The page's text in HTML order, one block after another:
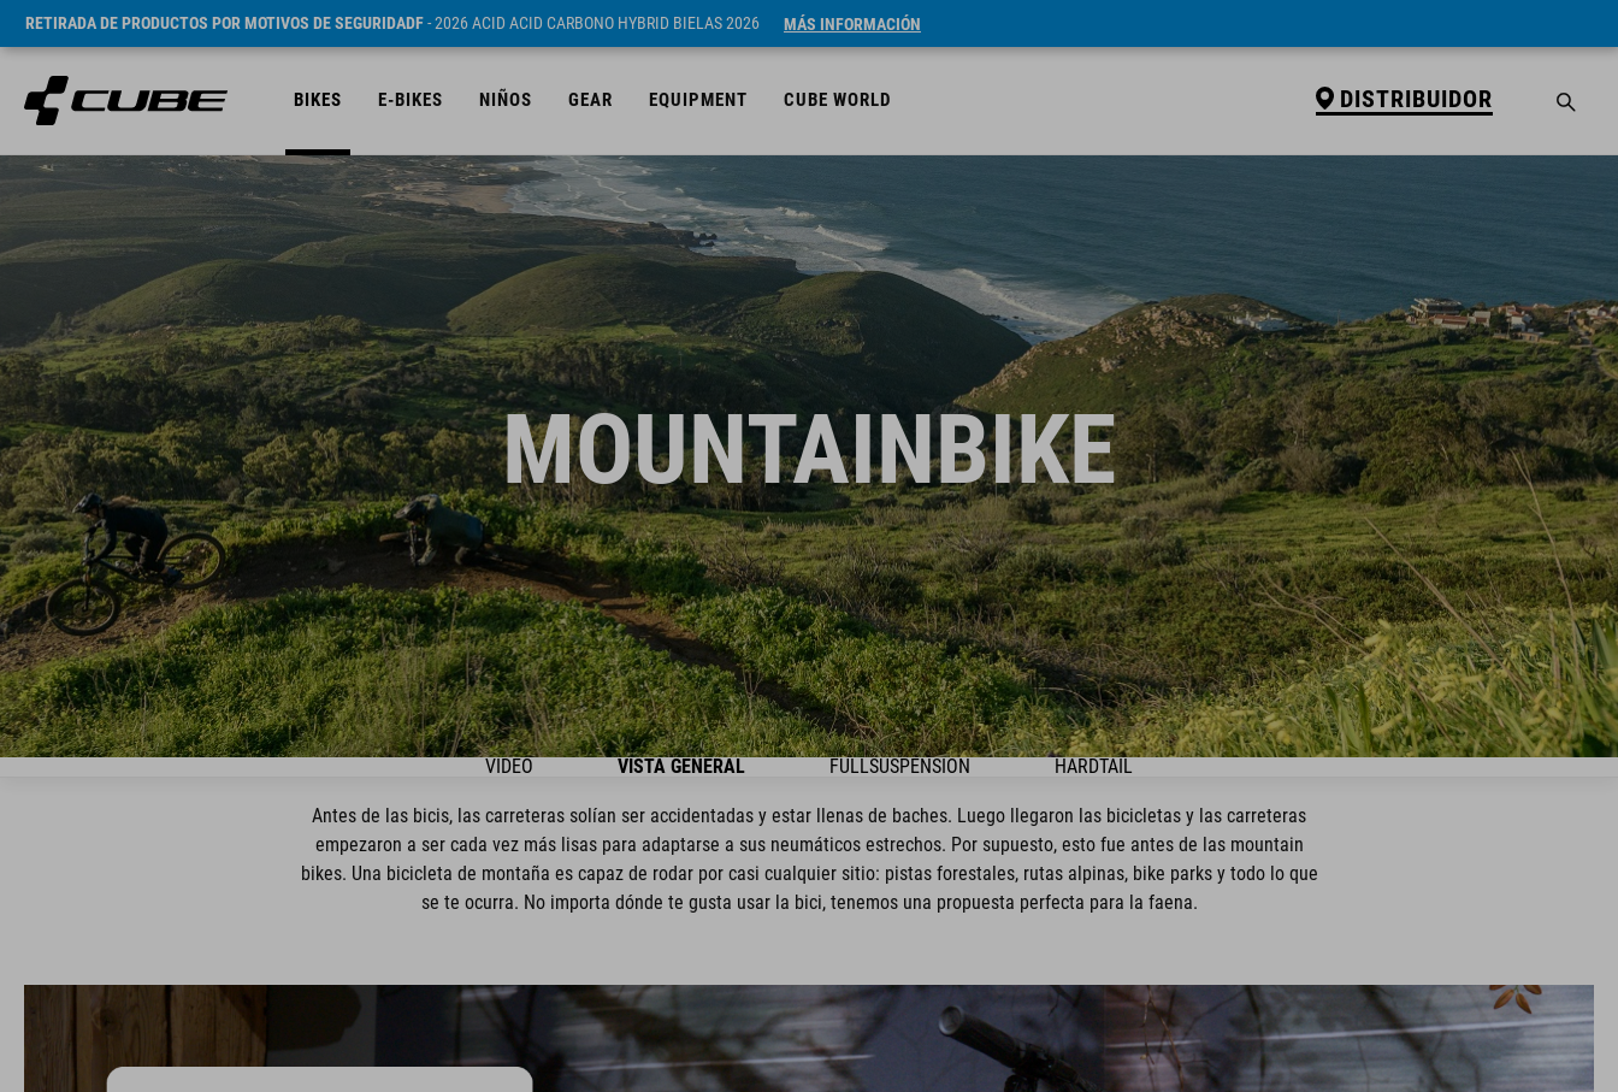
RETIRADA DE PRODUCTOS POR MOTIVOS DE SEGURIDADF- 2026 ACID ACID CARBONO HYBRID BIELAS 2026 MÁS INFORMACIÓN
BIKES E-BIKES NIÑOS GEAR EQUIPMENT CUBE WORLD DISTRIBUIDOR
MOUNTAINBIKE
VIDEO VISTA GENERAL FULLSUSPENSION HARDTAIL
Antes de las bicis, las carreteras solían ser accidentadas y estar llenas de baches. Luego llegaron las bicicletas y las carreteras
empezaron a ser cada vez más lisas para adaptarse a sus neumáticos estrechos. Por supuesto, esto fue antes de las mountain
bikes. Una bicicleta de montaña es capaz de rodar por casi cualquier sitio: pistas forestales, rutas alpinas, bike parks y todo lo que
se te ocurra. No importa dónde te gusta usar la bici, tenemos una propuesta perfecta para la faena.